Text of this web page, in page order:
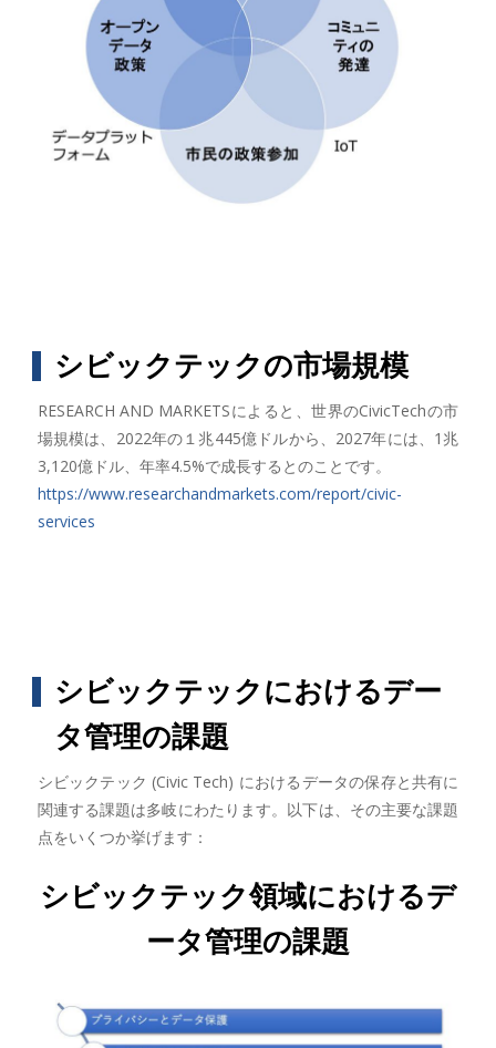
シビックテックの市場規模
RESEARCH AND MARKETSによると、世界のCivicTechの市
場規模は、2022年の１兆445億ドルから、2027年には、1兆
3,120億ドル、年率4.5%で成長するとのことです。
https://www.researchandmarkets.com/report/civic-
services
シビックテックにおけるデー
タ管理の課題
シビックテック (Civic Tech) におけるデータの保存と共有に
関連する課題は多岐にわたります。以下は、その主要な課題
点をいくつか挙げます：
シビックテック領域におけるデ
ータ管理の課題